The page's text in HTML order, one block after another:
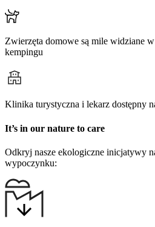
Zwierzęta domowe są mile widziane
kempingu
Klinika turystyczna i lekarz dostępny
It’s in our nature to care
Odkryj nasze ekologiczne inicjatywy
wypoczynku: